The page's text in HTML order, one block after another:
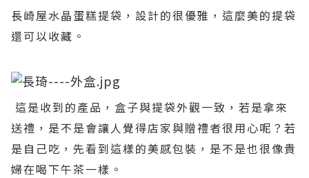
長崎屋水晶蛋糕提袋，設計的很優雅，這麼美的提袋
還可以收藏。
這是收到的產品，盒子與提袋外觀一致，若是拿來
送禮，是不是會讓人覺得店家與贈禮者很用心呢？若
是自己吃，先看到這樣的美感包裝，是不是也很像貴
婦在喝下午茶一樣。